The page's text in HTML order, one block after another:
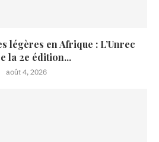
légères en Afrique : L’Unrec
la 2e édition...
août 4, 2026